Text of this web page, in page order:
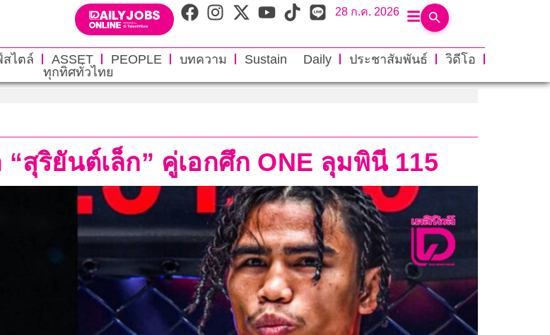
28 ก.ค. 2026
สไตล์ ASSET PEOPLE บทความ Sustain Daily ประชาสัมพันธ์
วิดีโอ
ทุกทิศทั่วไทย
สุริยันต์เล็ก” คู่เอกศึก ONE ลุมพินี 115